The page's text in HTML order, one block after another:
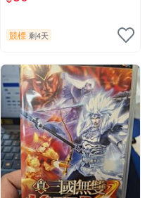
競標 剩4天